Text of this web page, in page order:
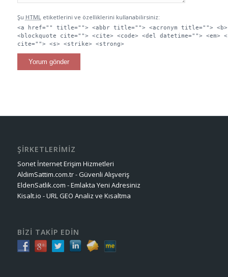
Şu HTMLetiketlerini ve özelliklerini kullanabilirsiniz:
<a href="" title=""> <abbr title=""> <acronym title=""> <b>
<blockquote cite=""> <cite> <code> <del datetime=""> <em>
cite=""> <s> <strike> <strong>
ŞİRKETLERİMİZ
Sonet İnternet Erişim Hizmetleri
AldimSattim.com.tr - Güvenli Alışveriş
EldenSatlik.com - Emlakta Yeni Adresiniz
Kisalt.io - URL GEO Analiz ve Kısaltma
BİZİ TAKİP EDİN